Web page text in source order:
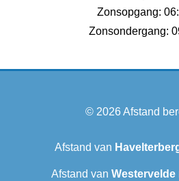
Zonsopgang:
Zonsondergang:
© 2026Afstand
Afstand van
Afstand van Westervelde